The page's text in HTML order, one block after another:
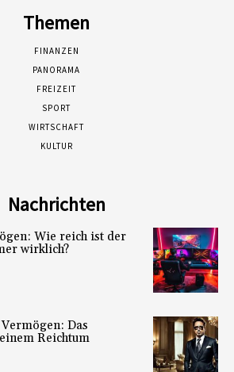
Themen
FINANZEN
PANORAMA
FREIZEIT
SPORT
WIRTSCHAFT
KULTUR
Nachrichten
Wie reich ist der
wirklich?
Das
Reichtum